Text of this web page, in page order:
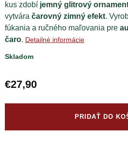
kus zdobí jemný glitrový
vytvára čarovný zimný efekt.
fúkania a ručného maľovania pre
čaro. Detailné informácie
Skladom
€27,90
PRIDAŤ DO